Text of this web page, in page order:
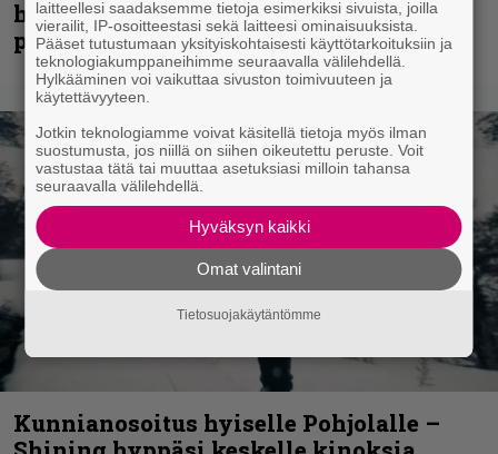
huippu-uimari jamittelee Megadethiä
palkinnollaan
Kunnianosoitus hyiselle Pohjolalle –
laitteellesi saadaksemme tietoja esimerkiksi sivuista, joilla
vierailit, IP-osoitteestasi sekä laitteesi ominaisuuksista.
Pääset tutustumaan yksityiskohtaisesti käyttötarkoituksiin ja
teknologiakumppaneihimme seuraavalla välilehdellä.
Hylkääminen voi vaikuttaa sivuston toimivuuteen ja
käytettävyyteen.
Jotkin teknologiamme voivat käsitellä tietoja myös ilman
suostumusta, jos niillä on siihen oikeutettu peruste. Voit
vastustaa tätä tai muuttaa asetuksiasi milloin tahansa
seuraavalla välilehdellä.
Hyväksyn kaikki
Omat valintani
Tietosuojakäytäntömme